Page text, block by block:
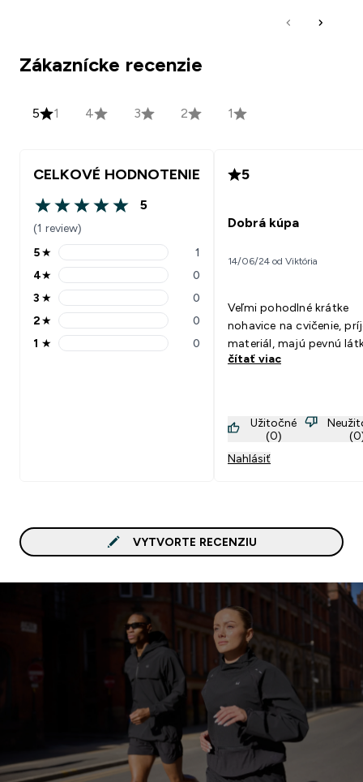
Zákaznícke recenzie
5 1 4 3 2 1
CELKOVÉ HODNOTENIE
5 out of 5 stars
5
(1 review)
5 stars rating 1 reviews
5★ 1
4 stars rating 0 reviews
4★ 0
3 stars rating 0 reviews
3 ★ 0
2 stars rating 0 reviews
2★ 0
1 stars rating 0 reviews
1 ★ 0
5
Dobrá kúpa
14/06/24 od Viktória
Veľmi pohodlné krátke
nohavice na cvičenie,
materiál, majú pevnú
čítať viac
Užitočné
(0)
Nahlásiť
VYTVORTE RECENZIU